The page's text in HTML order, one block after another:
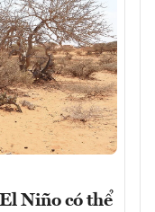
Niño có thể